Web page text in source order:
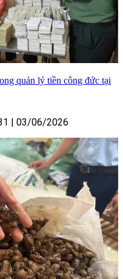
quản lý tiền công đức tại
| 03/06/2026